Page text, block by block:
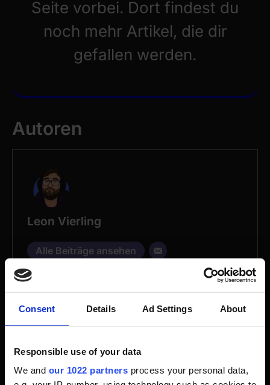
Consent Details Ad Settings About
Responsible use of your data
We and our 1022 partners process your personal data,
Seite vorbei. Dort findest du
noch mehr Artikel, die dir
gefallen werden.
Autoren
Leon Vierling
Alle Beiträge ansehen
Frag Nart